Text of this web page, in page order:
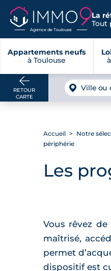
Agence de Toulouse
La
Tout
Appartements neufs
à Toulouse
RETOUR
CARTE
Ville ou
Accueil Notre
périphérie
Les
Vous rêvez
maîtrisé,
permet
dispositif est